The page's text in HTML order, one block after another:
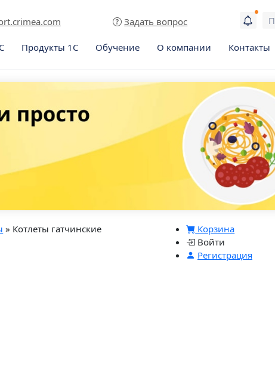
Задать вопрос
Продукты 1С Обучение О компании Контакты
» Котлеты гатчинские
Корзина
Войти
Регистрация